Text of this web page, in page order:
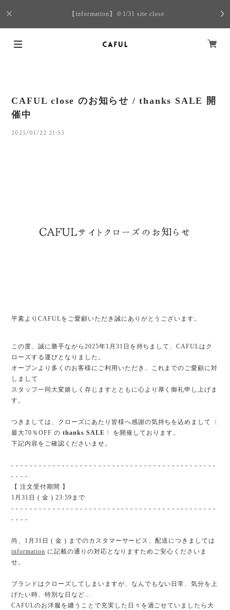
【information】※1/31 site close
CAFUL close のお知らせ / thanks SALE 開
催中
2025/01/22 21:53
平素よりCAFULをご愛顧いただき誠にありがとうございます。
この度、誠に勝手ながら2025年1月31日を持ちまして、CAFULはク
ローズする運びとなりました。
オープンより多くのお客様にご利用いただき、これまでのご愛顧に対
しまして
スタッフ一同大変嬉しく存じますとともに心より厚く御礼申し上げま
す。
つきましては、クローズにあたり皆様へ感謝の気持ちを込めまして〈
最大70％OFF の thanks SALE 〉を開催しております。
下記内容をご確認くださいませ。
- - - - - - - - - - - - - - - - - - - - - - - - - - - - - - - - - - - - - - - - - - - - -
- - - -
【 注文受付期間 】
1月31日 ( 金 ) 23:59まで
- - - - - - - - - - - - - - - - - - - - - - - - - - - - - - - - - - - - - - - - - - - - -
- - - -
尚、1月31日 ( 金 ) までのカスタマーサービス、配送につきましては
information に記載の通りの対応となりますためご安心くださいま
せ。
ブランドはクローズしてしまいますが、なんでもない日常、気分を上
げたい時、特別な日など...
CAFULのお洋服を纏うことで充実した日々を過ごせていましたら大